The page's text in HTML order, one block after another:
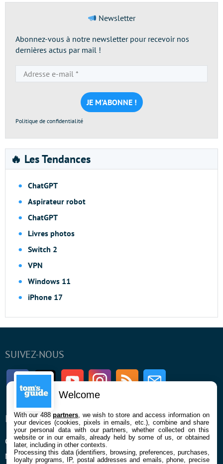
Newsletter
Abonnez-vous à notre newsletter pour recevoir nos
dernières actus par mail !
e-
mail
*
Politique de confidentialité
🔥 Les Tendances
ChatGPT
Aspirateur robot
ChatGPT
Livres photos
Switch 2
VPN
Windows 11
iPhone 17
SUIVEZ-NOUS
FacebookTwitter Youtube InstagramRSS Newsletter
ENTREPRISE
Qui sommes nous
Mentions légales et CGU
À PROPOS
La rédaction
Contact
Welcome
With our 488partners , we wish to store and access information on
your devices (cookies, pixels in emails, etc.), combine and share
your personal data with our partners, whether collected on this
website or in our emails, already held by some of us, or obtained
later, including in other contexts.
Processing this data (identifiers, browsing, preferences, purchases,
loyalty programs, IP, postal addresses and emails, phone, precise